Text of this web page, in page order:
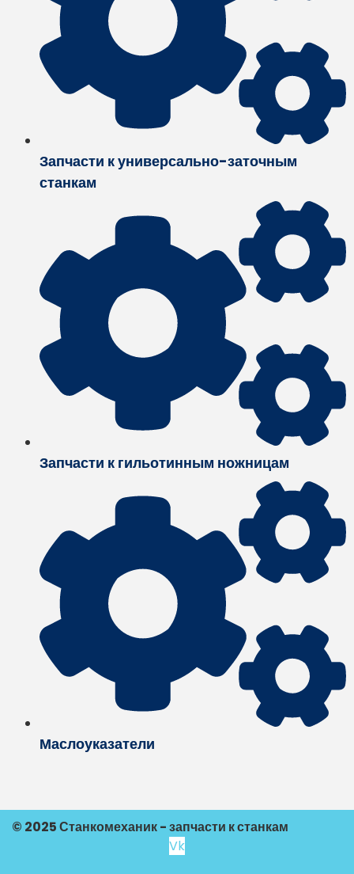
Запчасти к универсально-заточным
станкам
Запчасти к гильотинным ножницам
Маслоуказатели
© 2025 Станкомеханик - запчасти к станкам
Vk